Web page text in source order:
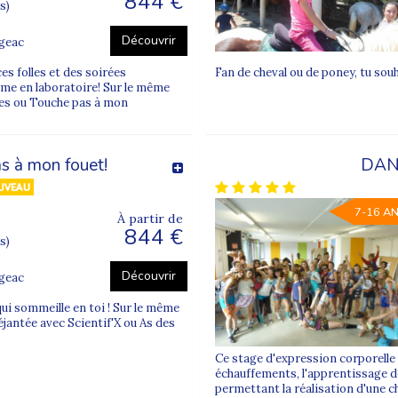
Découvrir
folles et des soirées
en laboratoire! Sur le même
ou Touche pas à mon
Fan de cheval ou de poney, tu
à mon fouet!
À partir de
844 €
Découvrir
sommeille en toi ! Sur le même
avec Scientif'X ou As des
7-16
Ce stage d'expression
échauffements, l'apprentissage
permettant la réalisation d'une